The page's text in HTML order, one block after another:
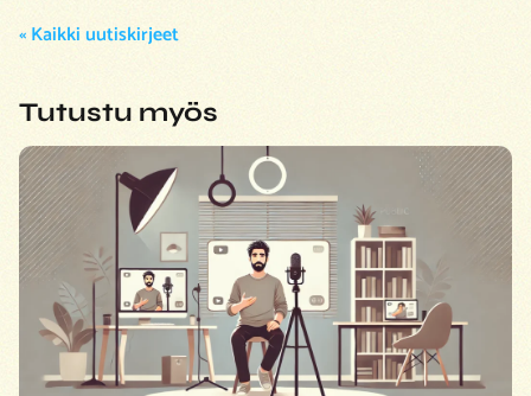
« Kaikki uutiskirjeet
Tutustu myös